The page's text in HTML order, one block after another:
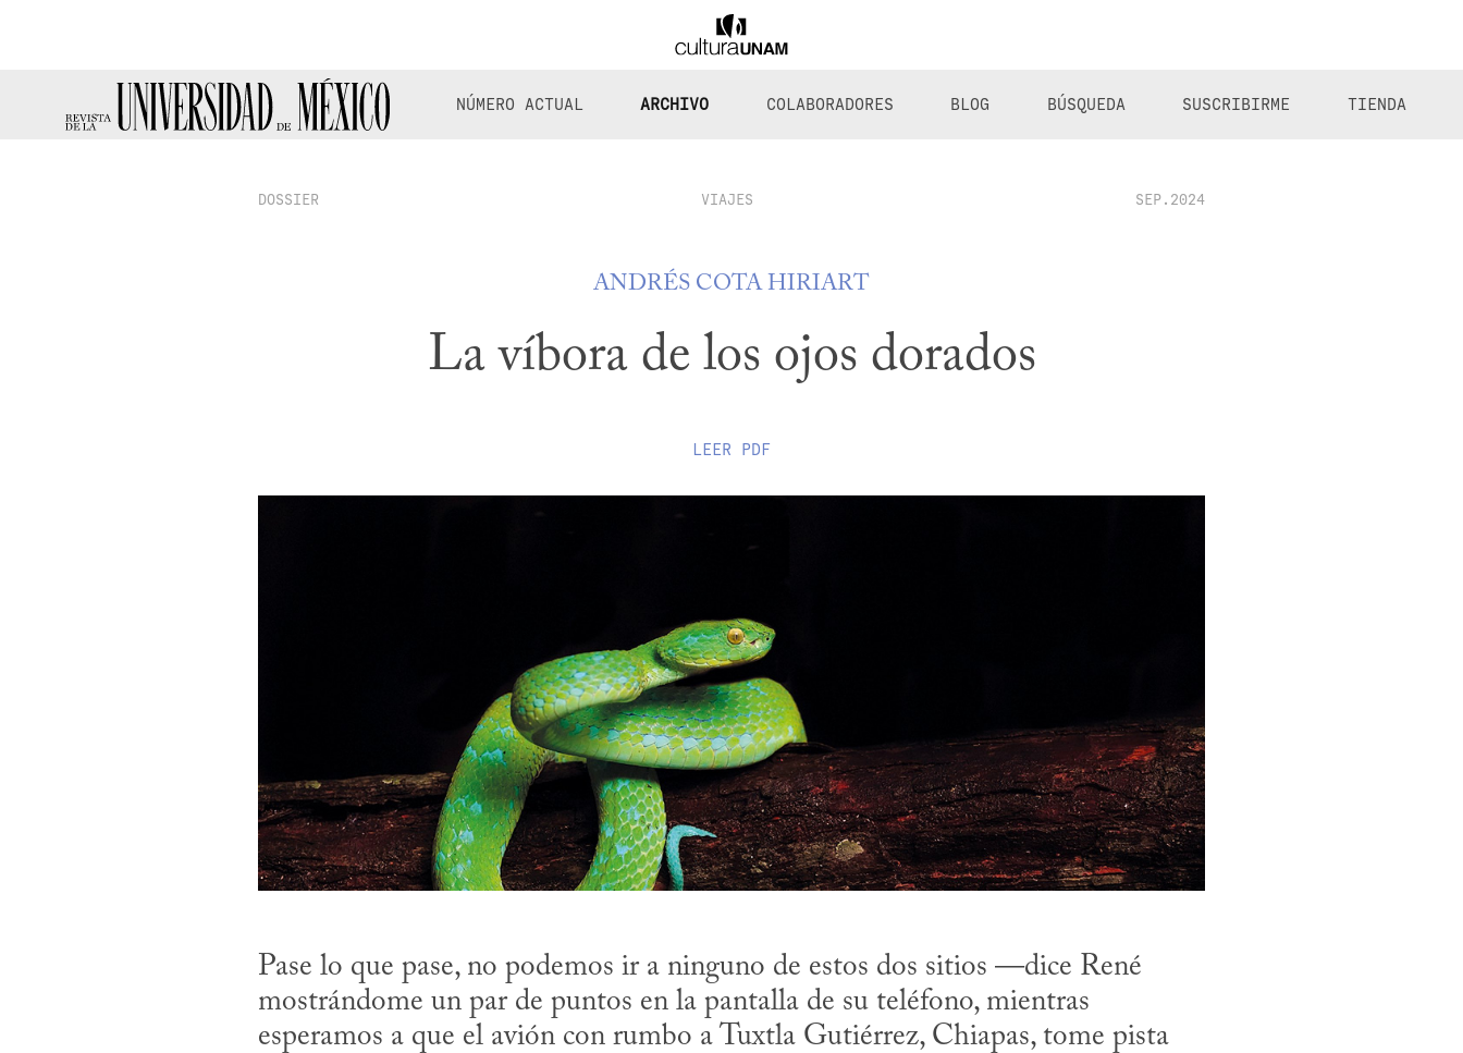
NÚMERO ACTUAL ARCHIVO COLABORADORES BLOG BÚSQUEDA SUSCRIBIRME TIENDA
DOSSIER VIAJES SEP.2024
ANDRÉS COTA HIRIART
La víbora de los ojos dorados
LEER PDF
Pase lo que pase, no podemos ir a ninguno de estos dos sitios —dice René
mostrándome un par de puntos en la pantalla de su teléfono, mientras
esperamos a que el avión con rumbo a Tuxtla Gutiérrez, Chiapas, tome pista